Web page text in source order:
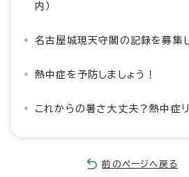
内）
名古屋城現天守閣の記録を募集
熱中症を予防しましょう！
これからの暑さ大丈夫？熱中症
前のページへ戻る